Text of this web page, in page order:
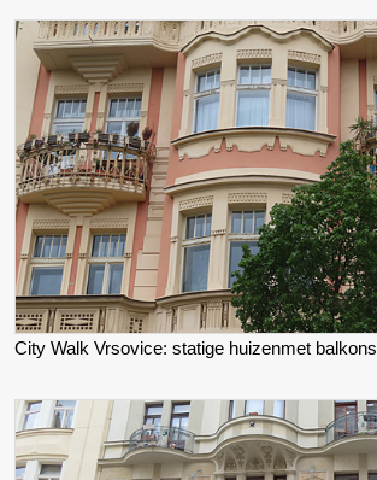
City Walk Vrsovice: statige huizenmet balkons